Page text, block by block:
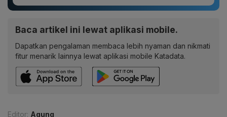
Baca artikel ini lewat aplikasi mobile.
Dapatkan pengalaman membaca lebih nyaman dan nikmati
fitur menarik lainnya lewat aplikasi mobile Katadata.
Editor: Agung